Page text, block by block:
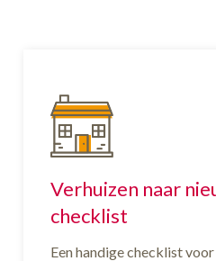
Verhuizen naar
checklist
Een handige checklist